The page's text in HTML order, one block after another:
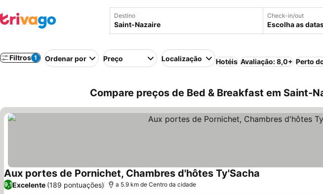
Destino Check-in/out
Escolha as
Filtros 1 Ordenar por Preço Localização Hotéis Avaliação: 8,0+ Perto
Compare preços de Bed & Breakfast em Saint-
Aux portes de Pornichet, Chambres d'hôtes Ty'Sacha
9,1Excelente (189 pontuações) a 5.9 km de Centro da cidade